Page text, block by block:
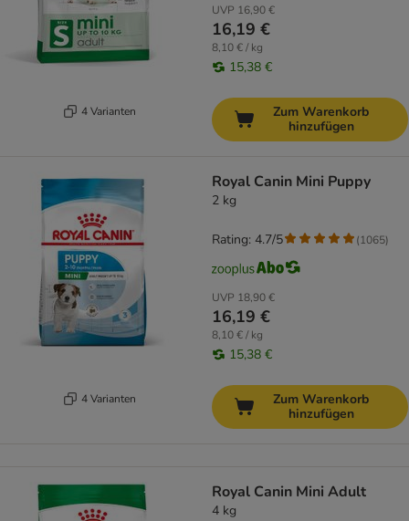
4 Varianten
UVP 16,90 €
16,19 €
8,10 € / kg
15,38 €
Zum Warenkorb
hinzufügen
4 Varianten
Royal Canin Mini Puppy
2 kg
UVP 18,90 €
16,19 €
8,10 € / kg
15,38 €
Rating: 4.7/5 (1065)
Zum Warenkorb
hinzufügen
Royal Canin Mini Adult
4 kg